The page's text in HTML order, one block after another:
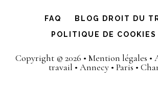
FAQ
BLOG DROIT DU
POLITIQUE DE
Copyright © 2026 • Mention légales •
travail • Annecy • Paris •